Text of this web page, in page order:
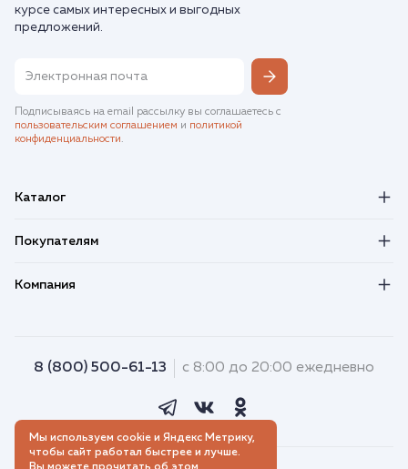
курсе самых интересных и выгодных
предложений.
Подписываясь на email рассылку вы соглашаетесь с
пользовательским соглашением и политикой
конфиденциальности.
Каталог
Покупателям
Компания
8 (800) 500-61-13 с 8:00 до 20:00 ежедневно
Мы используем cookie и Яндекс Метрику,
чтобы сайт работал быстрее и лучше.